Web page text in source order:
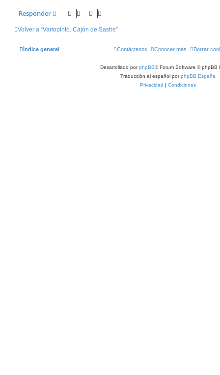
Responder
Volver a “Variopinto. Cajón de Sastre”
Índice general Borrar
Conocer más
Contáctenos
Desarrollado porphpBB® Forum Software © phpBB
Traducción al español porphpBB España
Privacidad | Condiciones